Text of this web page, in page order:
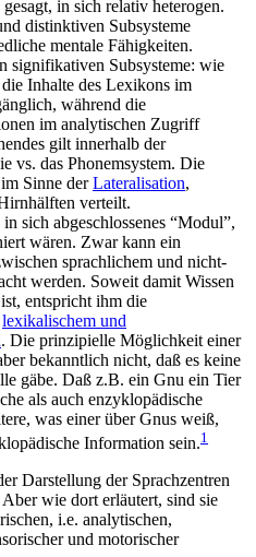
in sich relativ heterogen.
distinktiven Subsysteme
mentale Fähigkeiten.
signifikativen Subsysteme: wie
Inhalte des Lexikons im
während die
im analytischen Zugriff
gilt innerhalb der
vs. das Phonemsystem. Die
Sinne derLateralisation,
verteilt.
sich abgeschlossenes “Modul”,
wären. Zwar kann ein
sprachlichem und nicht-
werden. Soweit damit Wissen
entspricht ihm die
lexikalischem und
. Die prinzipielle Möglichkeit einer
bekanntlich nicht, daß es keine
gäbe. Daß z.B. ein Gnu ein Tier
als auch enzyklopädische
was einer über Gnus weiß,
Information sein.1
Darstellung der Sprachzentren
wie dort erläutert, sind sie
i.e. analytischen,
und motorischer